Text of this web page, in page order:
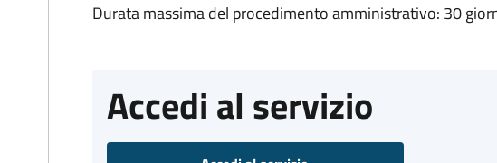
Durata massima del procedimento amministrativo: 30
Accedi al servizio